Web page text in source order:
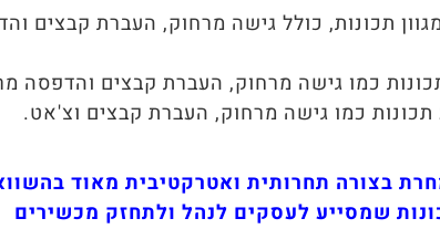
תכונות, כולל גישה מרחוק, העברת קבצים
כמו גישה מרחוק, העברת קבצים והדפסה
תכונות כמו גישה מרחוק, העברת קבצים וצ'אט.
בצורה תחרותית ואטרקטיבית מאוד
שמסייע לעסקים לנהל ולתחזק מכשירים